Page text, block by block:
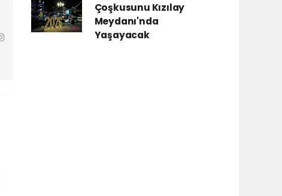
Çoşkusunu Kızılay
Meydanı'nda
Yaşayacak